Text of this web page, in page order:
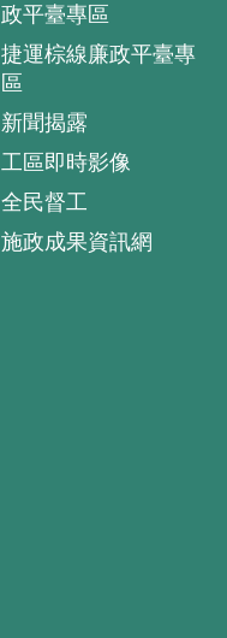
政平臺專區
捷運棕線廉政平臺專
區
新聞揭露
工區即時影像
全民督工
施政成果資訊網